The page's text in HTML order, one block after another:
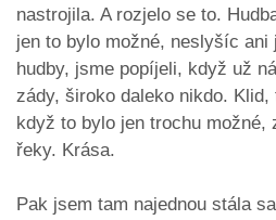
nastrojila. A rozjelo se to.
jen to bylo možné, neslyšíc ani
hudby, jsme popíjeli, když už
zády, široko daleko nikdo.
když to bylo jen trochu možné,
řeky. Krása.
Pak jsem tam najednou stála